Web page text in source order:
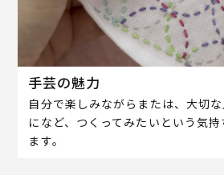
手芸の魅力
自分で楽しみながらまたは、大切
になど、つくってみたいという気
ます。